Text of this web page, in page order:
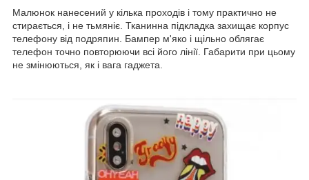
Малюнок нанесений у кілька проходів і тому практично не
стирається, і не тьмяніє. Тканинна підкладка захищає корпус
телефону від подряпин. Бампер м'яко і щільно облягає
телефон точно повторюючи всі його лінії. Габарити при цьому
не змінюються, як і вага гаджета.